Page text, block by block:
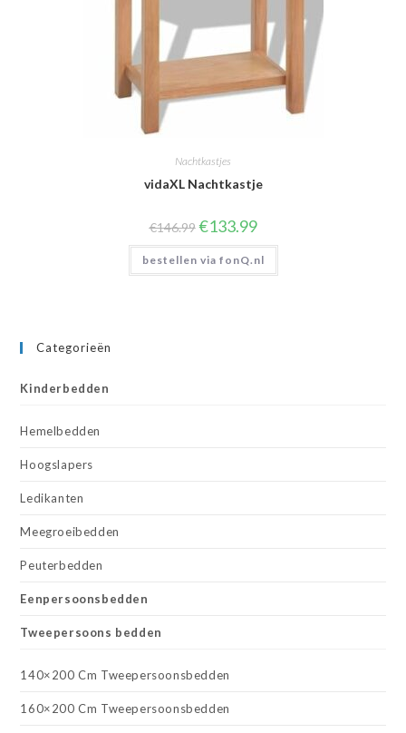
Nachtkastjes
vidaXL Nachtkastje
€146.99 Oorspronkelijke
prijs
was:
€146.99.
€133.99Huidige
is:
€133.99.
bestellen via fonQ.nl
Categorieën
Kinderbedden
Hemelbedden
Hoogslapers
Ledikanten
Meegroeibedden
Peuterbedden
Eenpersoonsbedden
Tweepersoons bedden
140×200 Cm Tweepersoonsbedden
160×200 Cm Tweepersoonsbedden